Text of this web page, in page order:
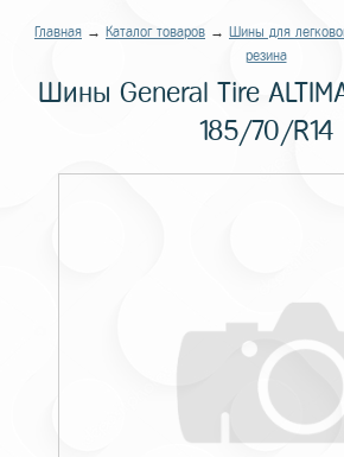
Главная → Каталог товаров → Шины для
резина
Шины General Tire
185/70/R14